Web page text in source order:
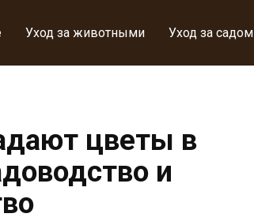
Уход за животными Уход за садом
цветы в
и